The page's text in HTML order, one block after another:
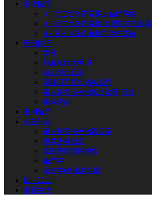
佛法聖蹟
H.H.第三世多杰羌佛之聖蹟佛格
H.H.第三世多杰羌佛 頂聖如來的聖量
H.H.第三世多杰羌佛之渡生成就
學佛修行
學佛
極聖解脫大手印
藉心經說真諦
淺釋邪惡見和錯誤知見
第三世多杰羌佛說法法音(部分)
佛學經論
五明智慧
公告訊息
第三世多杰羌佛辦公室
世界佛教總部
國際佛教僧尼總會
聖蹟寺
寶塔寺(美國洛杉磯)
聞一知二
福慧生活